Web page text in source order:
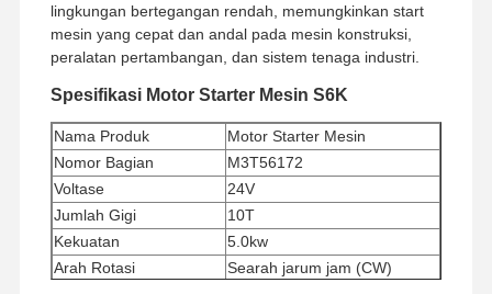
lingkungan bertegangan rendah, memungkinkan start
mesin yang cepat dan andal pada mesin konstruksi,
peralatan pertambangan, dan sistem tenaga industri.
Spesifikasi Motor Starter Mesin S6K
Nama Produk
Motor Starter Mesin
Nomor Bagian
M3T56172
Voltase
24V
Jumlah Gigi
10T
Kekuatan
5.0kw
Arah Rotasi
Searah jarum jam (CW)